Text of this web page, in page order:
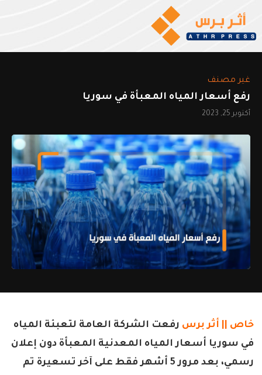
غير مصنف
رفع أسعار المياه المعبأة في سوريا
أكتوبر 25, 2023
خاص || أثر برس رفعت الشركة العامة لتعبئة المياه
في سوريا أسعار المياه المعدنية المعبأة دون إعلان
رسمي، بعد مرور 5 أشهر فقط على آخر تسعيرة تم